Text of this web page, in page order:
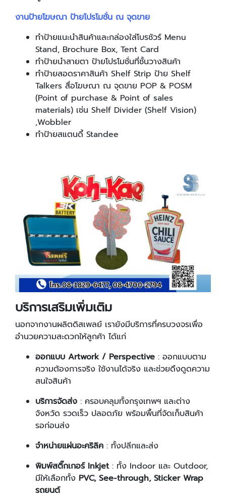
งานป้ายโฆษณา ป้ายโปรโมชั่น ณ จุดขาย
ทำป้ายแนะนำสินค้าและกล่องใส่โบรชัวร์ Menu
Stand, Brochure Box, Tent Card
ทำป้ายนำสายตา ป้ายโปรโมชั่นที่ชั้นวางสินค้า
ทำป้ายสอดราคาสินค้า Shelf Strip ป้าย Shelf
Talkers สื่อโฆษณา ณ จุดขาย POP & POSM
(Point of purchase & Point of sales
materials) เช่น Shelf Divider (Shelf Vision)
,Wobbler
ทำป้ายสแตนดี้ Standee
บริการเสริมเพิ่มเติม
นอกจากงานผลิตดิสเพลย์ เรายังมีบริการที่ครบวงจรเพื่อ
อำนวยความสะดวกให้ลูกค้า ได้แก่
ออกแบบ Artwork / Perspective : ออกแบบตาม
ความต้องการจริง ใช้งานได้จริง และช่วยดึงดูดความ
สนใจสินค้า
บริการจัดส่ง : ครอบคลุมทั้งกรุงเทพฯ และต่าง
จังหวัด รวดเร็ว ปลอดภัย พร้อมพื้นที่จัดเก็บสินค้า
รอก่อนส่ง
จำหน่ายแผ่นอะคริลิค : ทั้งปลีกและส่ง
พิมพ์สติ๊กเกอร์ Inkjet: ทั้ง Indoor และ Outdoor,
มีให้เลือกทั้ง PVC, See-through, Sticker Wrap
รถยนต์